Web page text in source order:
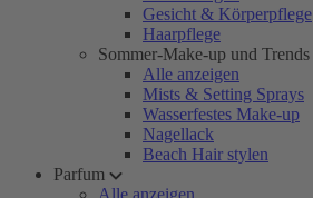
Gesicht & Körperpflege
Haarpflege
Sommer-Make-up und Trends
Alle anzeigen
Mists & Setting Sprays
Wasserfestes Make-up
Nagellack
Beach Hair stylen
Parfum
Alle anzeigen